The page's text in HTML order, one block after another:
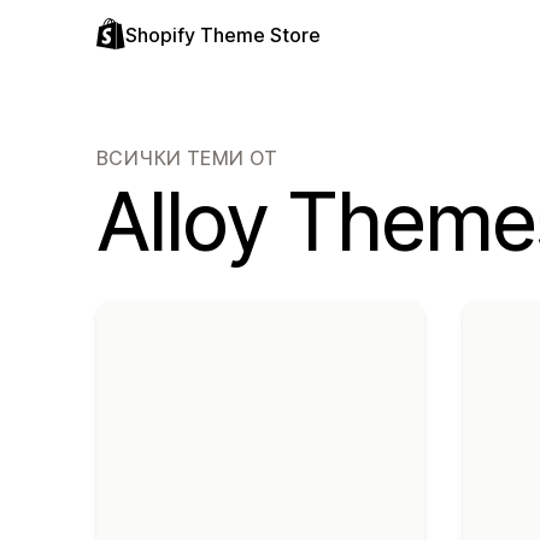
Shopify Theme Store
ВСИЧКИ ТЕМИ ОТ
Alloy